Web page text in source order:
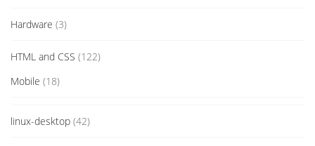
Hardware (3)
HTML and CSS (122)
Mobile (18)
linux-desktop (42)